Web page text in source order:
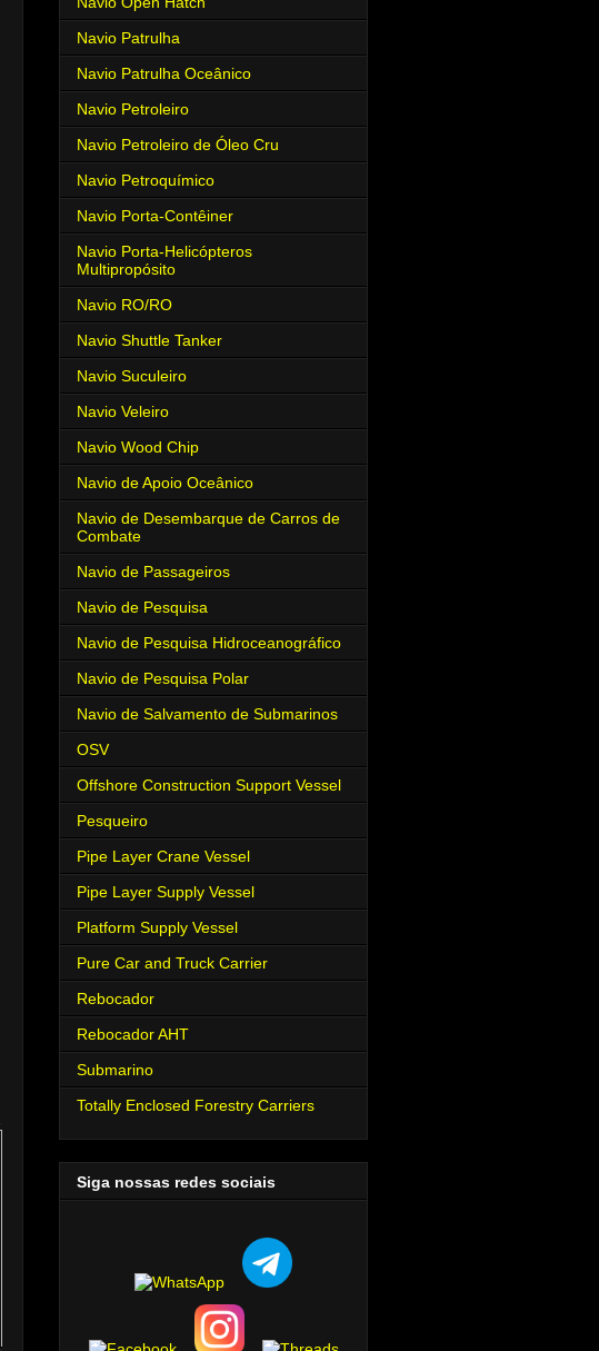
Navio Patrulha
Navio Patrulha Oceânico
Navio Petroleiro
Navio Petroleiro de Óleo Cru
Navio Petroquímico
Navio Porta-Contêiner
Navio Porta-Helicópteros
Multipropósito
Navio RO/RO
Navio Shuttle Tanker
Navio Suculeiro
Navio Veleiro
Navio Wood Chip
Navio de Apoio Oceânico
Navio de Desembarque de Carros de
Combate
Navio de Passageiros
Navio de Pesquisa
Navio de Pesquisa Hidroceanográfico
Navio de Pesquisa Polar
Navio de Salvamento de Submarinos
OSV
Offshore Construction Support Vessel
Pesqueiro
Pipe Layer Crane Vessel
Pipe Layer Supply Vessel
Platform Supply Vessel
Pure Car and Truck Carrier
Rebocador
Rebocador AHT
Submarino
Totally Enclosed Forestry Carriers
Siga nossas redes sociais